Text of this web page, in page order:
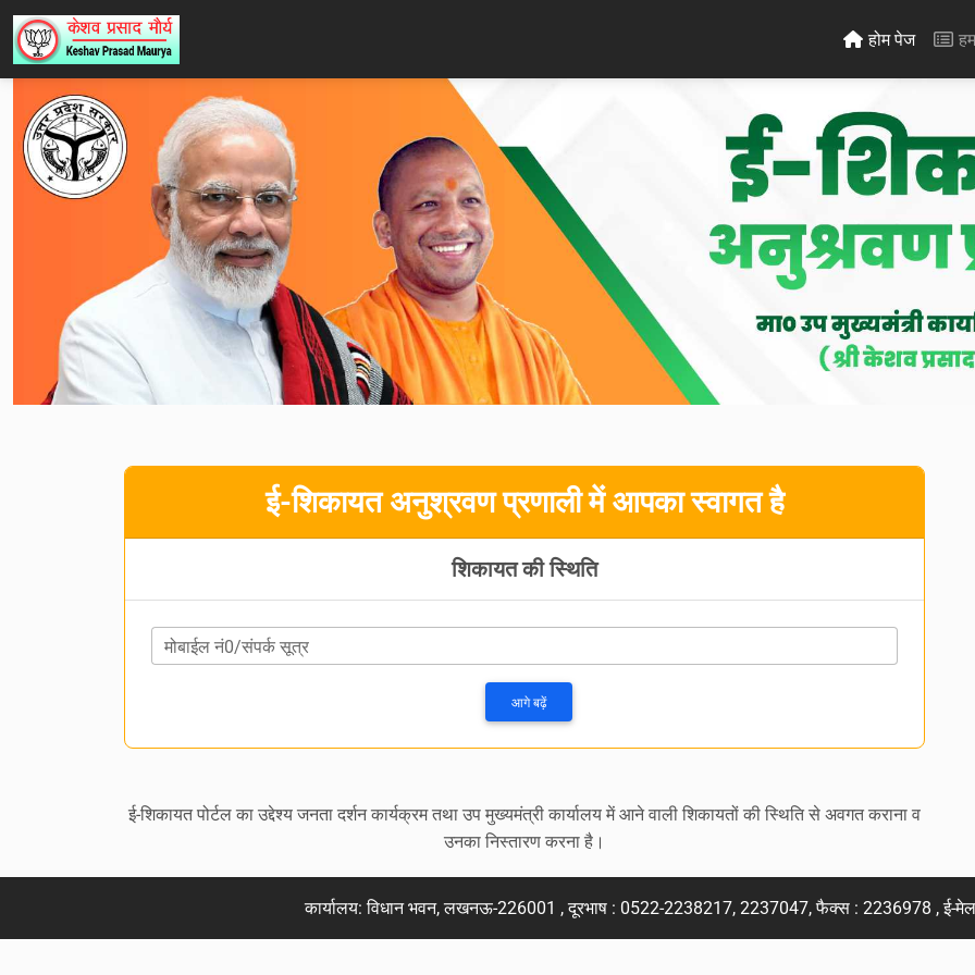
होम पेज
ई-शिकायत अनुश्रवण प्रणाली में आपका स्वागत है
शिकायत की स्थिति
मोबाईल नं0/संपर्क सूत्र
आगे बढ़ें
ई-शिकायत पोर्टल का उद्देश्य जनता दर्शन कार्यक्रम तथा उप मुख्यमंत्री कार्यालय में आने वाली शिकायतों की स्थिति से अवगत कराना व
उनका निस्तारण करना है।
कार्यालय: विधान भवन, लखनऊ-226001 , दूरभाष : 0522-2238217, 2237047, फैक्स : 2236978 , ई-